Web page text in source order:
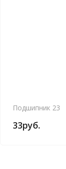
Подшипник 23
33руб.